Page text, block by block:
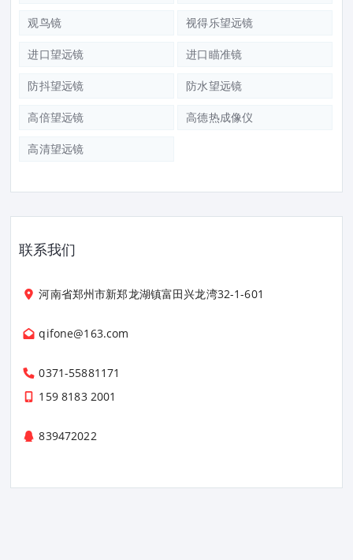
观鸟镜 视得乐望远镜
进口望远镜 进口瞄准镜
防抖望远镜 防水望远镜
高倍望远镜 高德热成像仪
高清望远镜
联系我们
河南省郑州市新郑龙湖镇富田兴龙湾32-1-601
qifone@163.com
0371-55881171
159 8183 2001
839472022